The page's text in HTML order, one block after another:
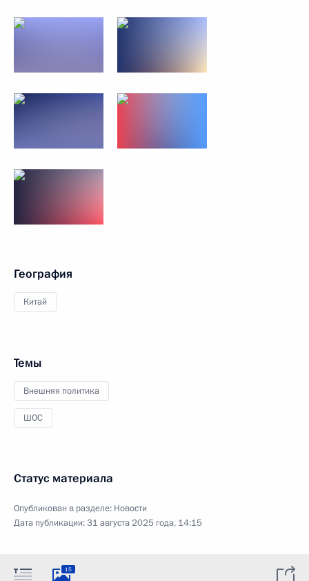
География
Китай
Темы
Внешняя политика
ШОС
Статус материала
Опубликован в разделе: Новости
Дата публикации:31 августа 2025 года, 14:15
15